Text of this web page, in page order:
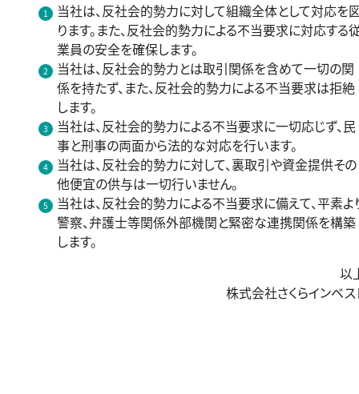
当社は、反社会的勢力に対して組織全体として対応を
ります。また、反社会的勢力による不当要求に対応する
業員の安全を確保します。
当社は、反社会的勢力とは取引関係を含めて一切の関
係を持たず、また、反社会的勢力による不当要求は拒絶
します。
当社は、反社会的勢力による不当要求に一切応じず、民
事と刑事の両面から法的な対応を行います。
当社は、反社会的勢力に対して、裏取引や資金提供その
他便宜の供与は一切行いません。
当社は、反社会的勢力による不当要求に備えて、平素よ
警察、弁護士等関係外部機関と緊密な連携関係を構築
します。
以
株式会社さくらインベス